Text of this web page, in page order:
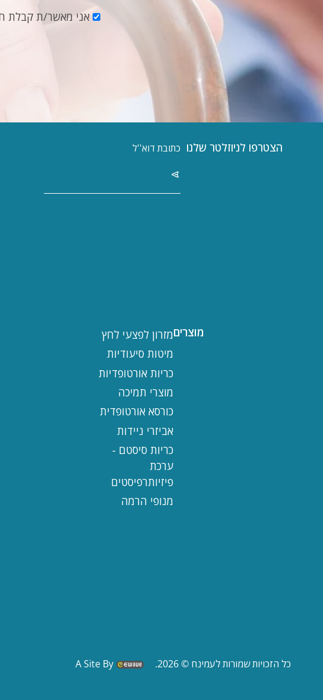
אני מאשר/ת קבלת
הצטרפו לניוזלטר שלנו
מוצריםמזרון לפצעי לחץ
מיטות סיעודיות
כריות אורטופדיות
מוצרי תמיכה
כורסא אורטופדית
אביזרי ניידות
כריות סיסטם -
ערכת
פיזיותרפיסטים
מנופי הרמה
כל הזכויות שמורות לעמינח © 2026. A Site By